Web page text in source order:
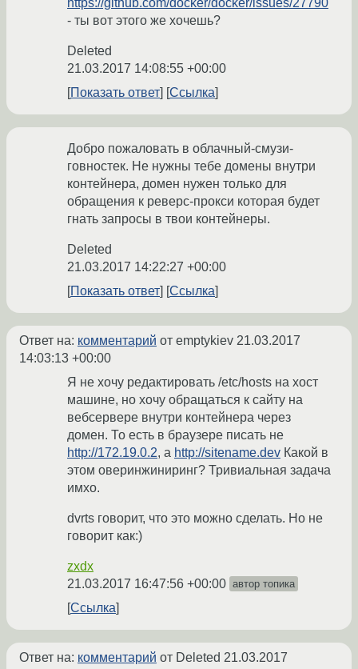
https://github.com/docker/docker/issues/27790
- ты вот этого же хочешь?
Deleted
21.03.2017 14:08:55 +00:00
Показать ответ
Ссылка
Добро пожаловать в облачный-смузи-
говностек. Не нужны тебе домены внутри
контейнера, домен нужен только для
обращения к реверс-прокси которая будет
гнать запросы в твои контейнеры.
Deleted
21.03.2017 14:22:27 +00:00
Показать ответ
Ссылка
Ответ на: комментарий от emptykiev 21.03.2017
14:03:13 +00:00
Я не хочу редактировать /etc/hosts на хост
машине, но хочу обращаться к сайту на
вебсервере внутри контейнера через
домен. То есть в браузере писать не
http://172.19.0.2, а http://sitename.dev Какой в
этом оверинжиниринг? Тривиальная задача
имхо.
dvrts говорит, что это можно сделать. Но не
говорит как:)
zxdx
21.03.2017 16:47:56 +00:00 автор топика
Ссылка
Ответ на: комментарий от Deleted 21.03.2017